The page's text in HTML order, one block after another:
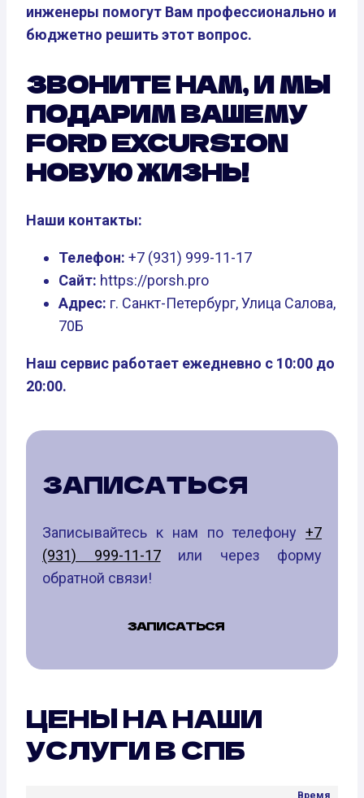
инженеры помогут Вам профессионально и
бюджетно решить этот вопрос.
ЗВОНИТЕ НАМ, И МЫ
ПОДАРИМ ВАШЕМУ
FORD EXCURSION
НОВУЮ ЖИЗНЬ!
Наши контакты:
Телефон: +7 (931) 999-11-17
Сайт: https://porsh.pro
Адрес: г. Санкт-Петербург, Улица Салова,
70Б
Наш сервис работает ежедневно с 10:00 до
20:00.
ЗАПИСАТЬСЯ
Записывайтесь к нам по телефону +7
(931) 999-11-17или через форму
обратной связи!
ЗАПИСАТЬСЯ
ЦЕНЫ НА НАШИ
УСЛУГИ В СПБ